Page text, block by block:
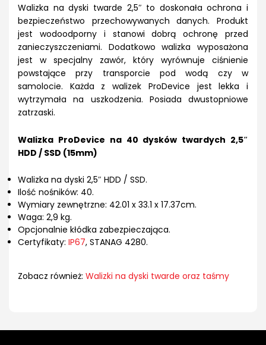
Walizka na dyski twarde 2,5″ to doskonała ochrona i
bezpieczeństwo przechowywanych danych. Produkt
jest wodoodporny i stanowi dobrą ochronę przed
zanieczyszczeniami. Dodatkowo walizka wyposażona
jest w specjalny zawór, który wyrównuje ciśnienie
powstające przy transporcie pod wodą czy w
samolocie. Każda z walizek ProDevice jest lekka i
wytrzymała na uszkodzenia. Posiada dwustopniowe
zatrzaski.
Walizka ProDevice na 40 dysków twardych 2,5″
HDD / SSD (15mm)
Walizka na dyski 2,5″ HDD / SSD.
Ilość nośników: 40.
Wymiary zewnętrzne: 42.01 x 33.1 x 17.37cm.
Waga: 2,9 kg.
Opcjonalnie kłódka zabezpieczająca.
Certyfikaty: IP67, STANAG 4280.
Zobacz również: Walizki na dyski twarde oraz taśmy